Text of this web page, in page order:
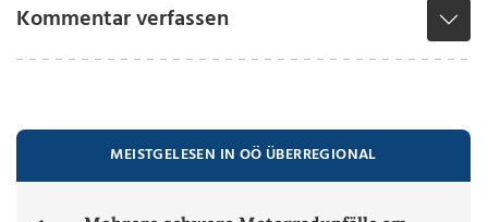
Kommentar verfassen
MEISTGELESEN IN OÖ ÜBERREGIONAL